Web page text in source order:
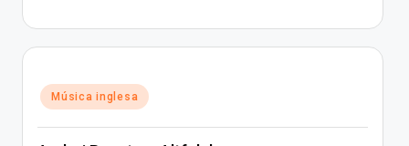
Posted
in
Música inglesa